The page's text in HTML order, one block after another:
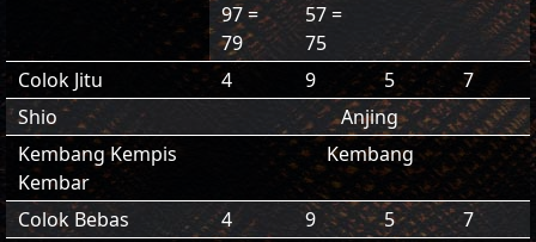
97 =
79
57 =
75
Colok Jitu
4 9 5
7
Shio
Anjing
Kembang Kempis
Kembar
Kembang
Colok Bebas 4 9 5
7